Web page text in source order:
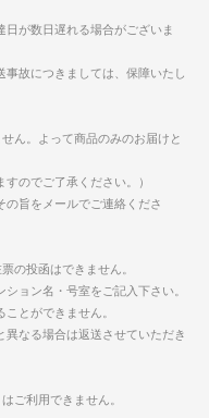
が数日遅れる場合がございま
故につきましては、保障いたし
ん。よって商品のみのお届けと
のでご了承ください。）
の旨をメールでご連絡くださ
の投函はできません。
ョン名・号室をご記入下さい。
とができません。
なる場合は返送させていただき
ご利用できません。